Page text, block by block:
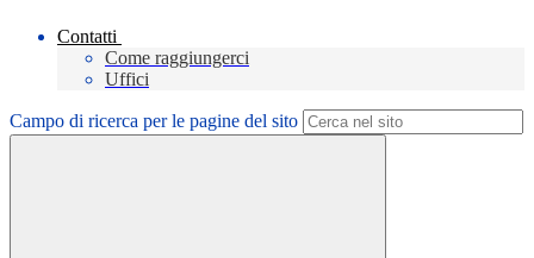
Contatti
Come raggiungerci
Uffici
Campo di ricerca per le pagine del sito